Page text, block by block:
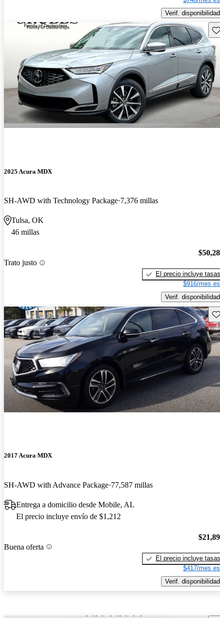
Verif. disponibilidad
2025 Acura MDX
SH-AWD with Technology Package 7,376 millas
Tulsa, OK
46 millas
Trato justo
El precio incluye tasas
$916/mes
Verif. disponibilidad
2017 Acura MDX
SH-AWD with Advance Package 77,587 millas
Entrega a domicilio desde Mobile, AL
El precio incluye envío de $1,212
Buena oferta
El precio incluye tasas
$417/mes
Verif. disponibilidad